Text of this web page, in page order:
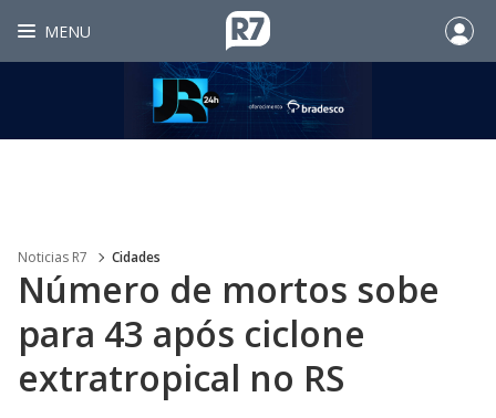
MENU
Noticias R7 Cidades
Número de mortos sobe
para 43 após ciclone
extratropical no RS